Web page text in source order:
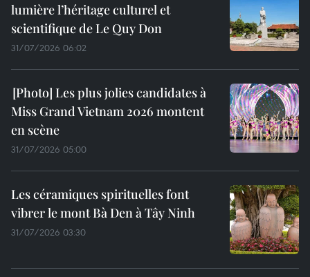
lumière l’héritage culturel et
scientifique de Le Quy Don
31/07/2026 06:02
Les plus jolies candidates à
Miss Grand Vietnam 2026 montent
en scène
31/07/2026 05:00
Les céramiques spirituelles font
vibrer le mont Bà Den à Tây Ninh
31/07/2026 03:30